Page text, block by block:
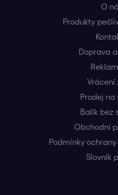
O
Produkty
Doprava
Vrácení
Prodej na
Balík bez
Obchodní
Podmínky
Slovník